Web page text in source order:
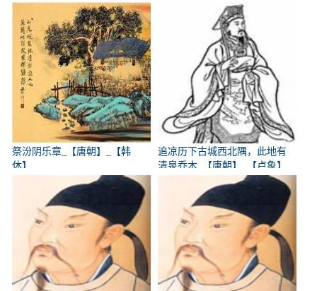
祭汾阴乐章_【唐朝】_【韩
休】
追凉历下古城西北隅，此地有
清泉乔木_【唐朝】_【卢象】